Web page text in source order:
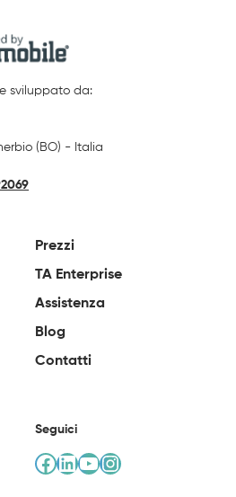
sviluppato da:
(BO) - Italia
Prezzi
TA Enterprise
Assistenza
Blog
Contatti
Seguici
Facebook
LinkedIn
YouTube
Instagram